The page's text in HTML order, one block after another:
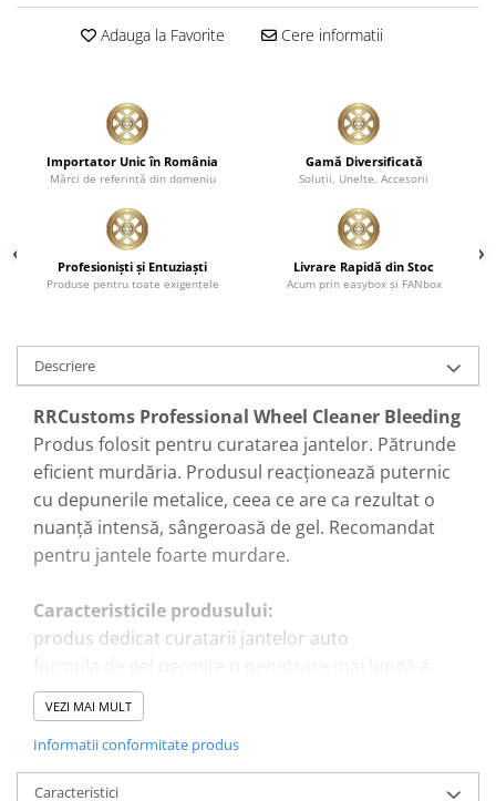
Adauga la Favorite Cere informatii
Importator Unic în România
Mărci de referinţă din domeniu
Gamă Diversificată
Soluţii, Unelte, Accesorii
Profesionişti şi Entuziaşti
Produse pentru toate exigenţele
Livrare Rapidă din Stoc
Acum prin easybox şi FANbox
Descriere
RRCustoms Professional Wheel Cleaner Bleeding
Produs folosit pentru curatarea jantelor. Pătrunde
eficient murdăria. Produsul reacționează puternic
cu depunerile metalice, ceea ce are ca rezultat o
nuanță intensă, sângeroasă de gel. Recomandat
pentru jantele foarte murdare.
Caracteristicile produsului:
produs dedicat curatarii jantelor auto
murdăriei și o evaporare mai lentă
la contactul cu particulele de metal, se transformă
într-o culoare "sângeroasă" = bleeding effect
produsul aderă la suprafața roții sub forma unui
VEZI MAI MULT
Informatii conformitate produs
Caracteristici